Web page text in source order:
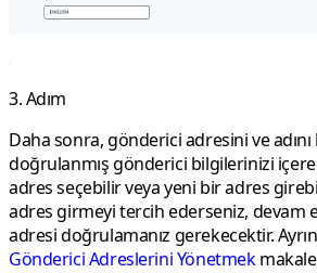
3. Adım
Daha sonra, gönderici adresini ve
doğrulanmış gönderici bilgilerinizi
adres seçebilir veya yeni bir adres
adres girmeyi tercih ederseniz, devam
adresi doğrulamanız gerekecektir.
Gönderici Adreslerini Yönetmek